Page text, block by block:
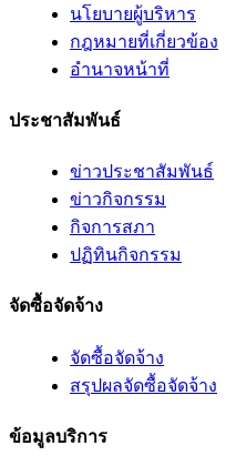
นโยบายผู้บริหาร
กฎหมายที่เกี่ยวข้อง
อํานาจหน้าที่
ประชาสัมพันธ์
ข่าวประชาสัมพันธ์
ข่าวกิจกรรม
กิจการสภา
ปฏิทินกิจกรรม
จัดซื้อจัดจ้าง
จัดซื้อจัดจ้าง
สรุปผลจัดซื้อจัดจ้าง
ข้อมูลบริการ